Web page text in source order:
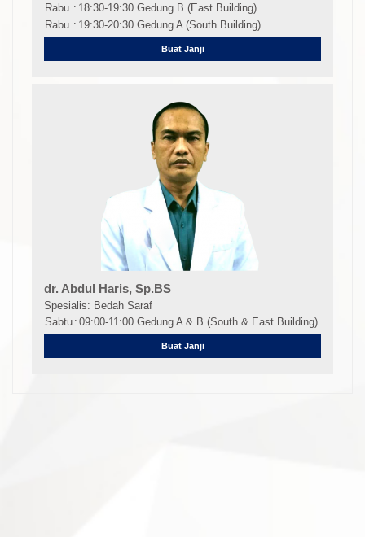
Rabu : 18:30-19:30 Gedung B (East Building)
Rabu : 19:30-20:30 Gedung A (South Building)
Buat Janji
dr. Abdul Haris, Sp.BS
Spesialis: Bedah Saraf
Sabtu : 09:00-11:00 Gedung A & B (South & East Building)
Buat Janji